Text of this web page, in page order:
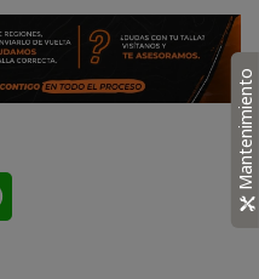
Mantenimiento